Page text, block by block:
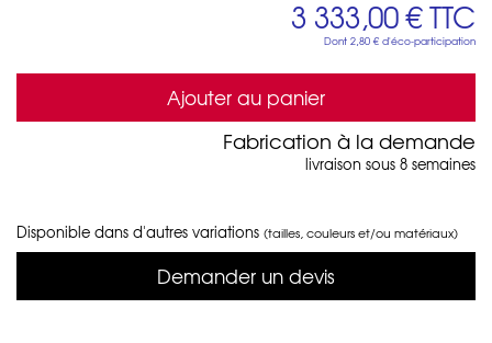
3 333,00 €TTC
Dont 2,80 € d'éco-participation
Ajouter au panier
Fabrication à la demande
livraison sous 8 semaines
Disponible dans d'autres variations (tailles, couleurs et/ou matériaux)
Demander un devis